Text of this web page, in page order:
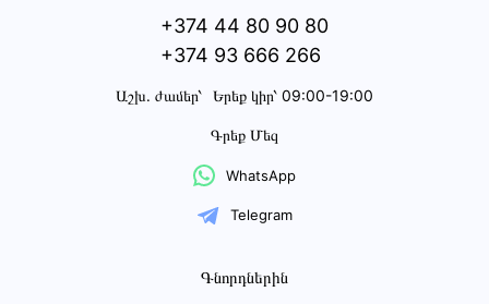
+374 44 80 90 80
+374 93 666 266
Աշխ․ ժամեր՝ Երեք կիր՝ 09:00-19:00
Գրեք Մեզ
WhatsApp
Telegram
Գնորդներին